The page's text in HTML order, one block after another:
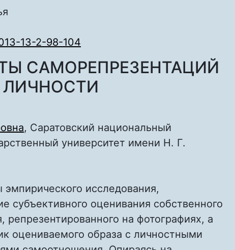
13-2-98-104
САМОРЕПРЕЗЕНТАЦИЙ
ЛИЧНОСТИ
, Саратовский национальный
университет имени Н. Г.
исследования,
субъективного оценивания собственного
репрезентированного на фотографиях, а
оцениваемого образа с личностными